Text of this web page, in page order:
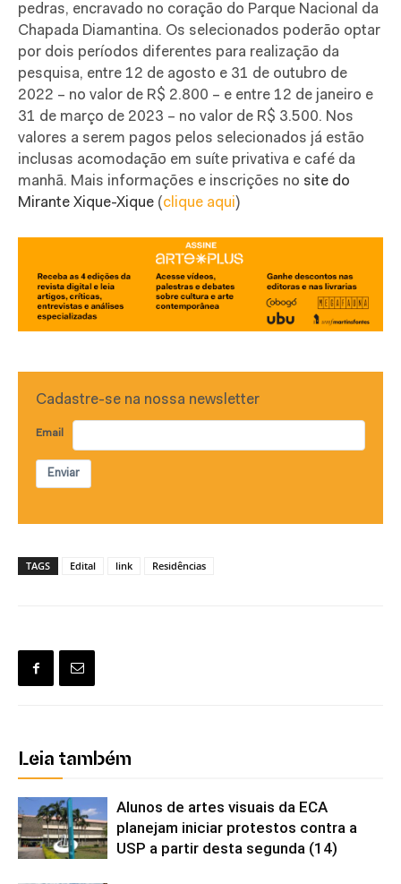
pedras, encravado no coração do Parque Nacional da
Chapada Diamantina. Os selecionados poderão optar
por dois períodos diferentes para realização da
pesquisa, entre 12 de agosto e 31 de outubro de
2022 – no valor de R$ 2.800 – e entre 12 de janeiro e
31 de março de 2023 – no valor de R$ 3.500. Nos
valores a serem pagos pelos selecionados já estão
inclusas acomodação em suíte privativa e café da
manhã. Mais informações e inscrições no site do
Mirante Xique-Xique (clique aqui)
Cadastre-se na nossa newsletter
Email
Enviar
TAGS Edital link Residências
Leia também
Alunos de artes visuais da ECA
planejam iniciar protestos contra a
USP a partir desta segunda (14)